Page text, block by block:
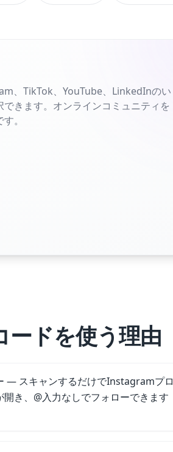
、TikTok、YouTube、LinkedInのい
きます。オンラインコミュニティを
。
ドを使う理由
— スキャンするだけでInstagramプロ
開き、@入力なしでフォローできます